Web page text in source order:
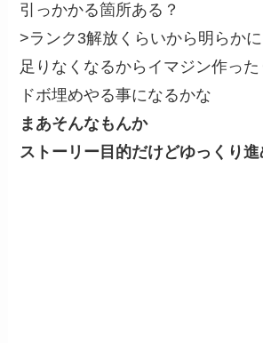
引っかかる箇所ある？
>ランク3解放くらいから明らか
足りなくなるからイマジン作っ
ドボ埋めやる事になるかな
まあそんなもんか
ストーリー目的だけどゆっくり